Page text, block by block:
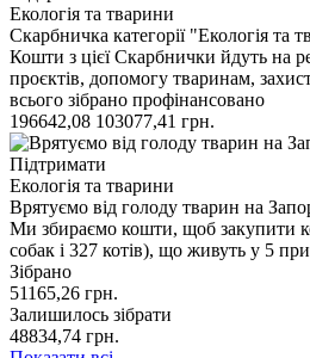
Екологія та тварини
Скарбничка категорії "Екологія та
Кошти з цієї Скарбнички йдуть на
проєктів, допомогу тваринам,
всього зібрано профінансовано
196642,08 103077,41 грн.
Підтримати
Екологія та тварини
Врятуємо від голоду тварин на
Ми збираємо кошти, щоб закупити
собак і 327 котів), що живуть у 5
Зібрано
51165,26 грн.
Залишилось зібрати
48834,74 грн.